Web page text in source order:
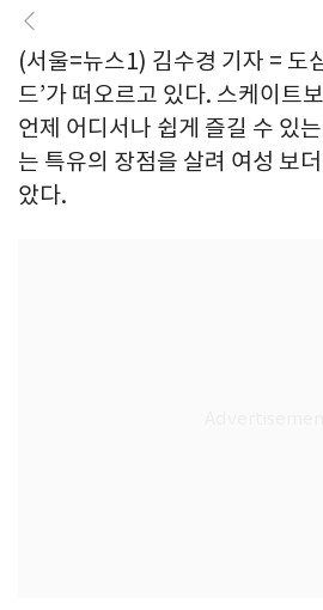
(서울=뉴스1) 김수경 기자 = 도
드’가 떠오르고 있다. 스케이트
언제 어디서나 쉽게 즐길 수 있
는 특유의 장점을 살려 여성 보
았다.